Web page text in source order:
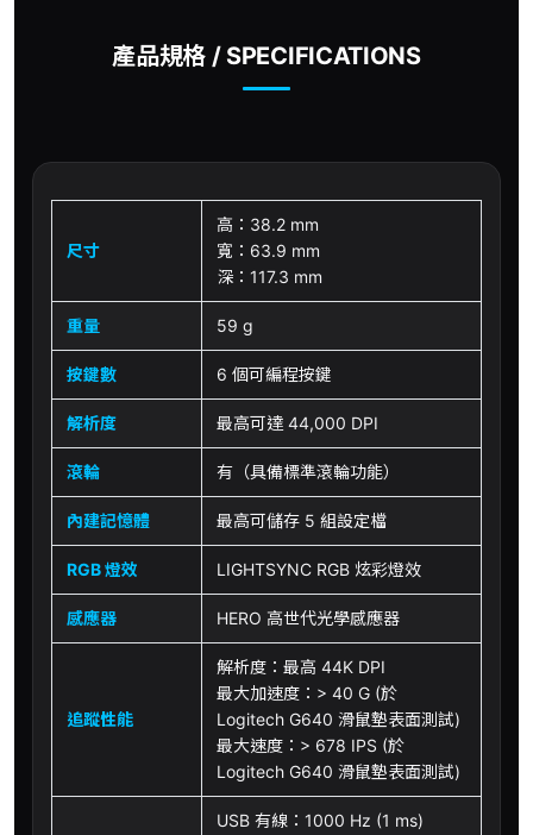
產品規格 / SPECIFICATIONS
尺寸
高：38.2 mm
寬：63.9 mm
深：117.3 mm
重量 59 g
按鍵數 6 個可編程按鍵
解析度 最高可達 44,000 DPI
滾輪 有（具備標準滾輪功能）
內建記憶體 最高可儲存 5 組設定檔
RGB 燈效 LIGHTSYNC RGB 炫彩燈效
感應器 HERO 高世代光學感應器
追蹤性能
解析度：最高 44K DPI
最大加速度：> 40 G (於
Logitech G640 滑鼠墊表面測試)
最大速度：> 678 IPS (於
Logitech G640 滑鼠墊表面測試)
USB 有線：1000 Hz (1 ms)